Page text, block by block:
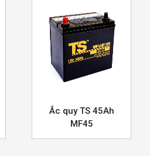
Ắc quy TS 45Ah
MF45